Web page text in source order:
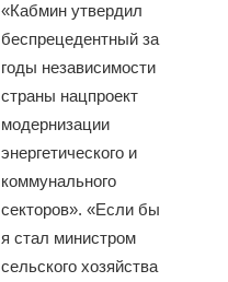
«Кабмин утвердил
беспрецедентный за
годы независимости
страны нацпроект
модернизации
энергетического и
коммунального
секторов». «Если бы
я стал министром
сельского хозяйства